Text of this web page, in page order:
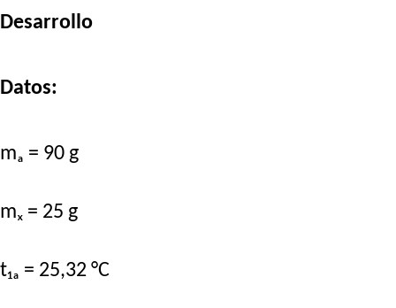
Desarrollo
Datos:
mₐ = 90 g
mₓ = 25 g
t₁ₐ = 25,32 °C